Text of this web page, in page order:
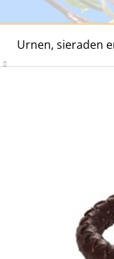
Urnen, sieraden